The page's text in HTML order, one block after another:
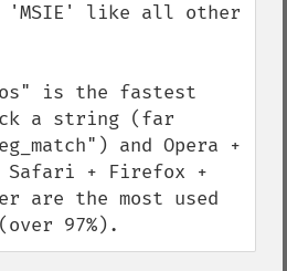
'MSIE' like all other
is the fastest
a string (far
and Opera +
Safari + Firefox +
are the most used
97%).